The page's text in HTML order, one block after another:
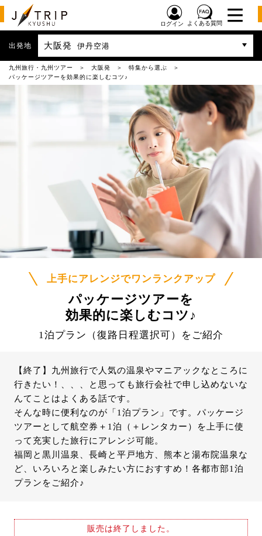
ログイン よくある質問
出発地 大阪発 伊丹空港
九州旅行・九州ツアー 大阪発
特集から選ぶ
パッケージツアーを効果的に楽しむコツ♪
上手にアレンジでワンランクアップ
パッケージツアーを
効果的に楽しむコツ♪
1泊プラン（復路日程選択可）をご紹介
【終了】九州旅行で人気の温泉やマニアックなところに
行きたい！、、、と思っても旅行会社で申し込めないな
んてことはよくある話です。
そんな時に便利なのが「1泊プラン」です。パッケージ
ツアーとして航空券＋1泊（＋レンタカー）を上手に使
って充実した旅行にアレンジ可能。
福岡と黒川温泉、長崎と平戸地方、熊本と湯布院温泉な
ど、いろいろと楽しみたい方におすすめ！各都市部1泊
プランをご紹介♪
販売は終了しました。